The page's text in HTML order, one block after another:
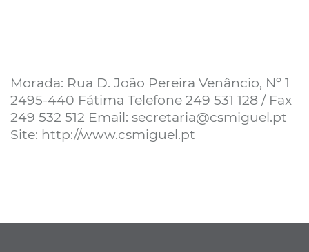
Morada: Rua D. João Pereira Venâncio, Nº 1
2495-440 Fátima Telefone 249 531 128 / Fax
249 532 512 Email: secretaria@csmiguel.pt
Site: http://www.csmiguel.pt